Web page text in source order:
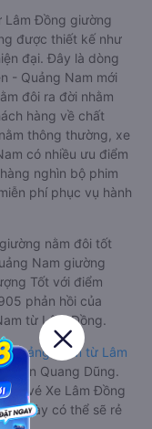
Lâm Đồng giường
được thiết kế như
đại. Đây là dòng
- Quảng Nam mới
đôi ra đời nhằm
hàng về chất
thông thường, xe
có nhiều ưu điểm
nghìn bộ phim
phí phục vụ hành
nằm đôi tốt
Nam giường
Tốt với điểm
phản hồi của
từ Lâm Đồng.
Quảng Nam từ Lâm
Tân Quang Dũng.
giá vé Xe Lâm Đồng
này có thể sẽ rẻ